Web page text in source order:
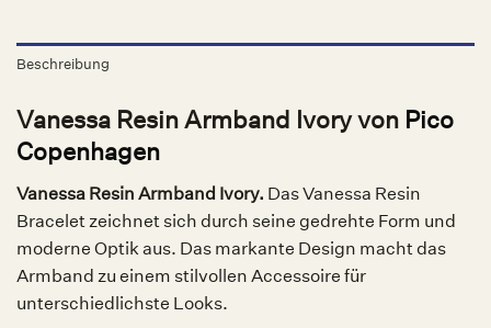
Beschreibung
Vanessa Resin Armband Ivory von Pico
Copenhagen
Vanessa Resin Armband Ivory. Das Vanessa Resin
Bracelet zeichnet sich durch seine gedrehte Form und
moderne Optik aus. Das markante Design macht das
Armband zu einem stilvollen Accessoire für
unterschiedlichste Looks.